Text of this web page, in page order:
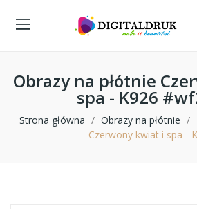
Obrazy na płótnie
spa - K926
Strona główna Obrazy na płótnie
Czerwony kwiat i spa -